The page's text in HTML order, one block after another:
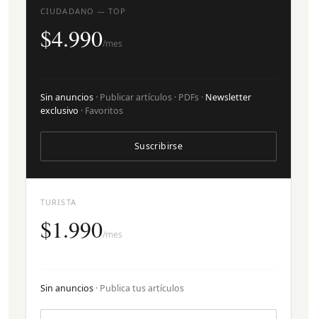
TURISTA
$1.990/mes
Sin anuncios · Publica tus artículos
CIUDADANO — TOP
$4.990/mes
Sin anuncios · Publicar artículos · PDFs · Newsletter
exclusivo · Favoritos
Suscribirse